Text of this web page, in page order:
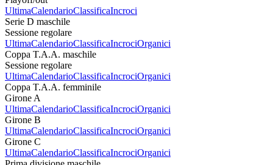
UltimaCalendarioClassificaIncroci
Serie D maschile
Sessione regolare
UltimaCalendarioClassificaIncrociOrganici
Coppa T.A.A. maschile
Sessione regolare
UltimaCalendarioClassificaIncrociOrganici
Coppa T.A.A. femminile
Girone A
UltimaCalendarioClassificaIncrociOrganici
Girone B
UltimaCalendarioClassificaIncrociOrganici
Girone C
UltimaCalendarioClassificaIncrociOrganici